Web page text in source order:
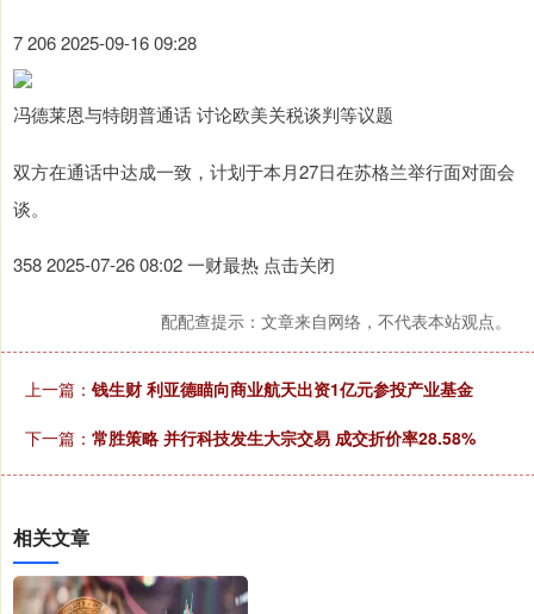
7 206 2025-09-16 09:28
冯德莱恩与特朗普通话 讨论欧美关税谈判等议题
双方在通话中达成一致，计划于本月27日在苏格兰举行面对面会
谈。
358 2025-07-26 08:02 一财最热 点击关闭
配配查提示：文章来自网络，不代表本站观点。
上一篇： 钱生财 利亚德瞄向商业航天出资1亿元参投产业基金
下一篇： 常胜策略 并行科技发生大宗交易 成交折价率28.58%
相关文章